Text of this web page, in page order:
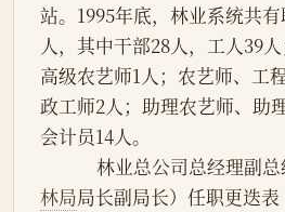
站。1995年底，林业系统共
人，其中干部28人，工人39人
高级农艺师1人；农艺师、工程
政工师2人；助理农艺师、助
会计员14人。
林业总公司总经
林局局长副局长）任职更迭表